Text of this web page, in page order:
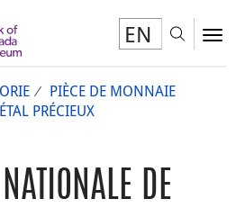
EN
PIÈCE DE MONNAIE
PRÉCIEUX
DE